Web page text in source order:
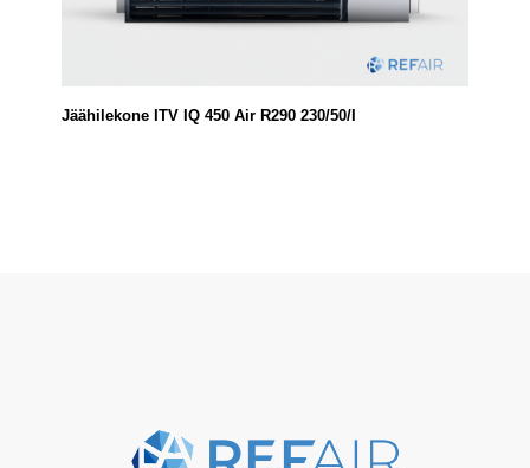
Jäähilekone ITV IQ 450 Air R290 230/50/I